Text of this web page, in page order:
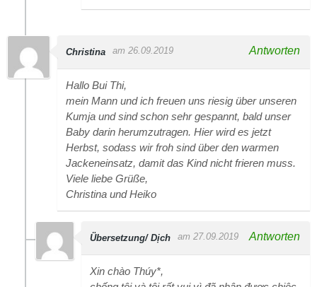
Christina am 26.09.2019 Antworten
Hallo Bui Thi,
mein Mann und ich freuen uns riesig über unseren
Kumja und sind schon sehr gespannt, bald unser
Baby darin herumzutragen. Hier wird es jetzt
Herbst, sodass wir froh sind über den warmen
Jackeneinsatz, damit das Kind nicht frieren muss.
Viele liebe Grüße,
Christina und Heiko
Übersetzung/ Dịch am 27.09.2019 Antworten
Xin chào Thúy*,